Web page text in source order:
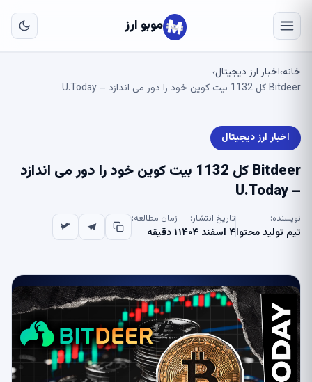
موبو ارز
خانه›اخبار ارز دیجیتال›
Bitdeer کل 1132 بیت کوین خود را دور می اندازد – U.Today
اخبار ارز دیجیتال
Bitdeer کل 1132 بیت کوین خود را دور می اندازد
– U.Today
نویسنده:
تیم تولید محتوا
تاریخ انتشار:
۴ اسفند ۱۴۰۴
زمان مطالعه:
۱ دقیقه